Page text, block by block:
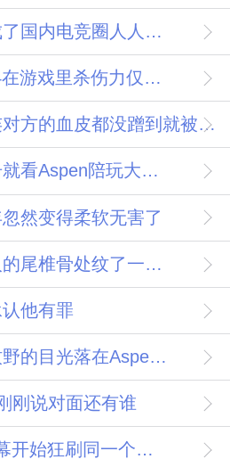
第002章 Vol 2 他成了国内电竞圈人人喊打的过街老鼠
第003章 Vol 3 M24在游戏里杀伤力仅次于AWM的大狙
第004章 Vol 4 他连对方的血皮都没蹭到就被人狙死了
第005章 Vol 5 点击就看Aspen陪玩大佬带主播飞
然变得柔软无害了
第007章 Vol 7 这人的尾椎骨处纹了一只光明女神蝶
他有罪
第009章 Vol 9 景牧野的目光落在Aspen这个ID上
刚说对面还有谁
第011章 Vol 11 弹幕开始狂刷同一个人的ID